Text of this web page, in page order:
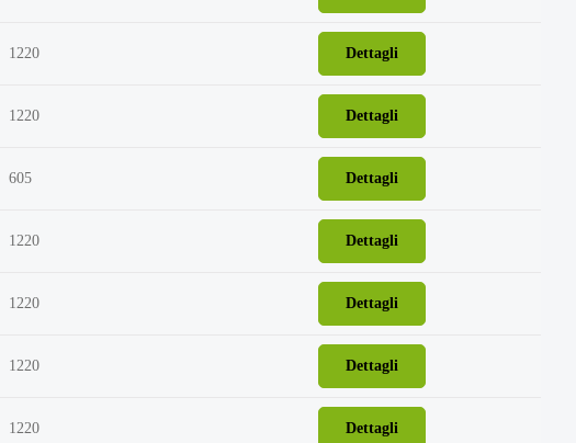
1220 Dettagli
1220 Dettagli
605 Dettagli
1220 Dettagli
1220 Dettagli
1220 Dettagli
1220 Dettagli